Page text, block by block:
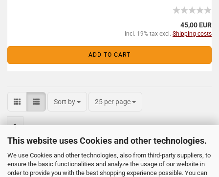
This website uses Cookies and other technologies.
We use Cookies and other technologies, also from third-party suppliers, to
ensure the basic functionalities and analyze the usage of our website in
order to provide you with the best shopping experience possible. You can
45,00 EUR
incl. 19% tax excl. Shipping costs
ADD TO CART
Sort by 25 per page
1
1to22(from a total of22 )